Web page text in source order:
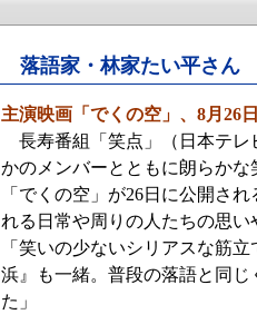
落語家・林家たい平さん
主演映画「でくの空」、8月26
長寿番組「笑点」（日本テレ
かのメンバーとともに朗らか
「でくの空」が26日に公開さ
れる日常や周りの人たちの思い
「笑いの少ないシリアスな筋
浜』も一緒。普段の落語と同
た」